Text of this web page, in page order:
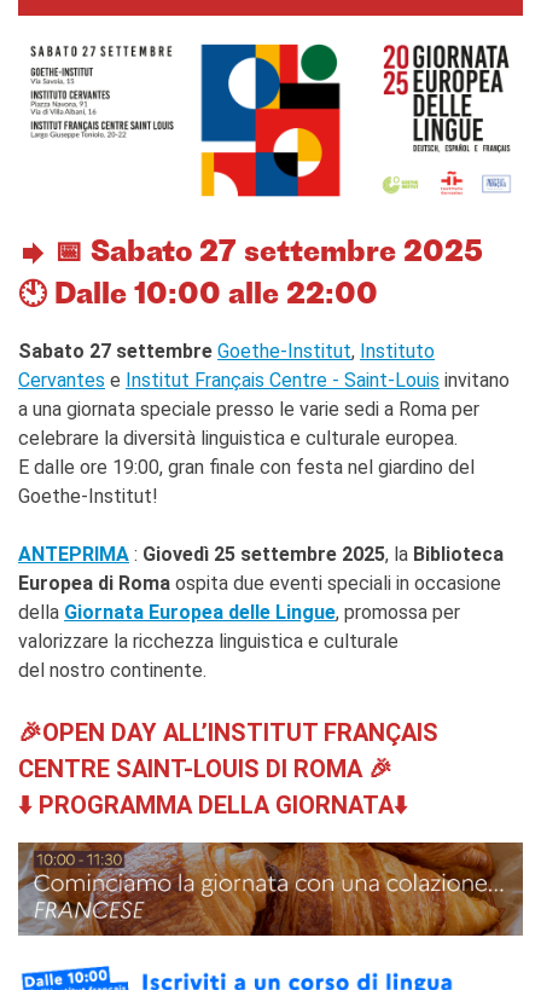
EVENTI
MEDIATECA
Attività per le scuole
Certificazioni e corsi per le
scuole
CENTRE SAINT-LOUIS
Programma
Cattedra Mediterraneo
Premio de Lubac
Borse di studio
Giubileo 2025
AFFITTO SPAZI
CHI SIAMO?
I nostri partners
Archivio scuole
📅 Sabato 27 settembre 2025
🕙 Dalle 10:00 alle 22:00
Sabato 27 settembre Goethe-Institut, Instituto
Cervantes e Institut Français Centre - Saint-Louis invitano
a una giornata speciale presso le varie sedi a Roma per
celebrare la diversità linguistica e culturale europea.
E dalle ore 19:00, gran finale con festa nel giardino del
Goethe-Institut!
ANTEPRIMA : Giovedì 25 settembre 2025, la Biblioteca
Europea di Roma ospita due eventi speciali in occasione
della Giornata Europea delle Lingue, promossa per
valorizzare la ricchezza linguistica e culturale
del nostro continente.
🎉OPEN DAY ALL’INSTITUT FRANÇAIS
CENTRE SAINT-LOUIS DI ROMA 🎉
⬇️ PROGRAMMA DELLA GIORNATA⬇️